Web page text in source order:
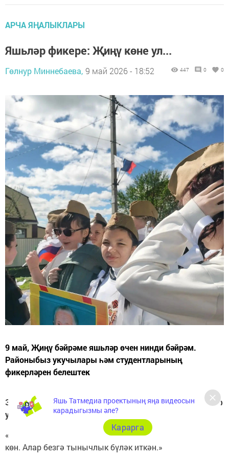
АРЧА ЯҢАЛЫКЛАРЫ
Яшьләр фикере: Җиңү көне ул...
Гөлнур Миннебаева, 9 май 2026 - 18:52 447 0 0
9 май, Җиңү бәйрәме яшьләр өчен нинди бәйрәм.
Районыбыз укучылары һәм студентларының
фикерләрен белештек
Зөһрә Миннебаева, Арча 5нче гимназиясенең 5 сыйныф
укучысы:
«Җиңү көне ул – әби-бабайларга рәхмәт әйтә торган
көн. Алар безгә тынычлык бүләк иткән.»
Яшь Татмедиа проектының яңа видеосын
карадыгызмы әле?
Карарга